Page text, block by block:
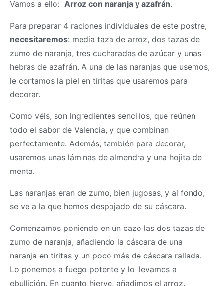
Vamos a ello: Arroz con naranja y azafrán.
Para preparar 4 raciones individuales de este postre,
necesitaremos: media taza de arroz, dos tazas de
zumo de naranja, tres cucharadas de azúcar y unas
hebras de azafrán. A una de las naranjas que usemos,
le cortamos la piel en tiritas que usaremos para
decorar.
Como véis, son ingredientes sencillos, que reúnen
todo el sabor de Valencia, y que combinan
perfectamente. Además, también para decorar,
usaremos unas láminas de almendra y una hojita de
menta.
Las naranjas eran de zumo, bien jugosas, y al fondo,
se ve a la que hemos despojado de su cáscara.
Comenzamos poniendo en un cazo las dos tazas de
zumo de naranja, añadiendo la cáscara de una
naranja en tiritas y un poco más de cáscara rallada.
Lo ponemos a fuego potente y lo llevamos a
ebullición. En cuanto hierve, añadimos el arroz.